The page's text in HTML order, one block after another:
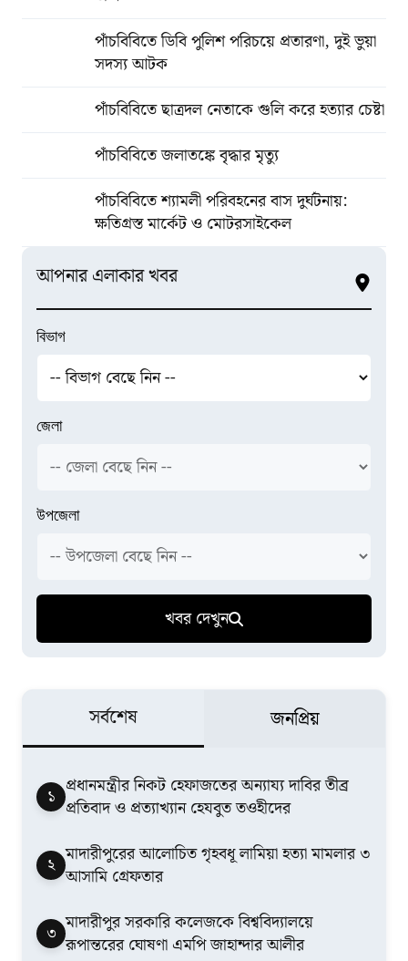
পাঁচবিবিতে ডিবি পুলিশ পরিচয়ে প্রতারণা, দুই ভুয়া
সদস্য আটক
পাঁচবিবিতে ছাত্রদল নেতাকে গুলি করে হত্যার চেষ্টা
পাঁচবিবিতে জলাতঙ্কে বৃদ্ধার মৃত্যু
পাঁচবিবিতে শ্যামলী পরিবহনের বাস দুর্ঘটনায়:
ক্ষতিগ্রস্ত মার্কেট ও মোটরসাইকেল
আপনার এলাকার খবর
বিভাগ
জেলা
উপজেলা
খবর দেখুন
সর্বশেষ জনপ্রিয়
১ ​প্রধানমন্ত্রীর নিকট হেফাজতের অন্যায্য দাবির তীব্র
প্রতিবাদ ও প্রত্যাখ্যান হেযবুত তওহীদের
২ মাদারীপুরের আলোচিত গৃহবধূ লামিয়া হত্যা মামলার ৩
আসামি গ্রেফতার
৩ মাদারীপুর সরকারি কলেজকে বিশ্ববিদ্যালয়ে
রূপান্তরের ঘোষণা এমপি জাহান্দার আলীর